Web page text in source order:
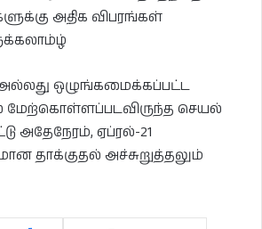
அதிக விபரங்கள்
ஒழுங்கமைக்கப்பட்ட
மேற்கொள்ளப்படவிருந்த செயல்
அதேநேரம், ஏப்ரல்-21
தாக்குதல் அச்சுறுத்தலும்